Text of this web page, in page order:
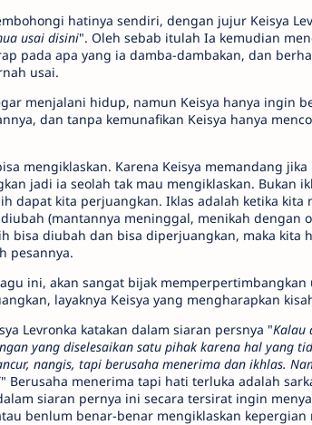
hatinya sendiri, dengan jujur Keisya
usai disini". Oleh sebab itulah Ia kemudian
pada apa yang ia damba-dambakan, dan
usai.
menjalani hidup, namun Keisya hanya ingin
dan tanpa kemunafikan Keisya hanya
mengiklaskan. Karena Keisya memandang
jadi ia seolah tak mau mengiklaskan. Bukan
dapat kita perjuangkan. Iklas adalah ketika
(mantannya meninggal, menikah dengan
bisa diubah dan bisa diperjuangkan, maka kita
pesannya.
ini, akan sangat bijak memperpertimbangkan
layaknya Keisya yang mengharapkan
Levronka katakan dalam siaran persnya "Kalau
yang diselesaikan satu pihak karena hal yang
nangis, tapi berusaha menerima dan ikhlas.
" Berusaha menerima tapi hati terluka adalah
siaran pernya ini secara tersirat ingin
benlum benar-benar mengiklaskan kepergian